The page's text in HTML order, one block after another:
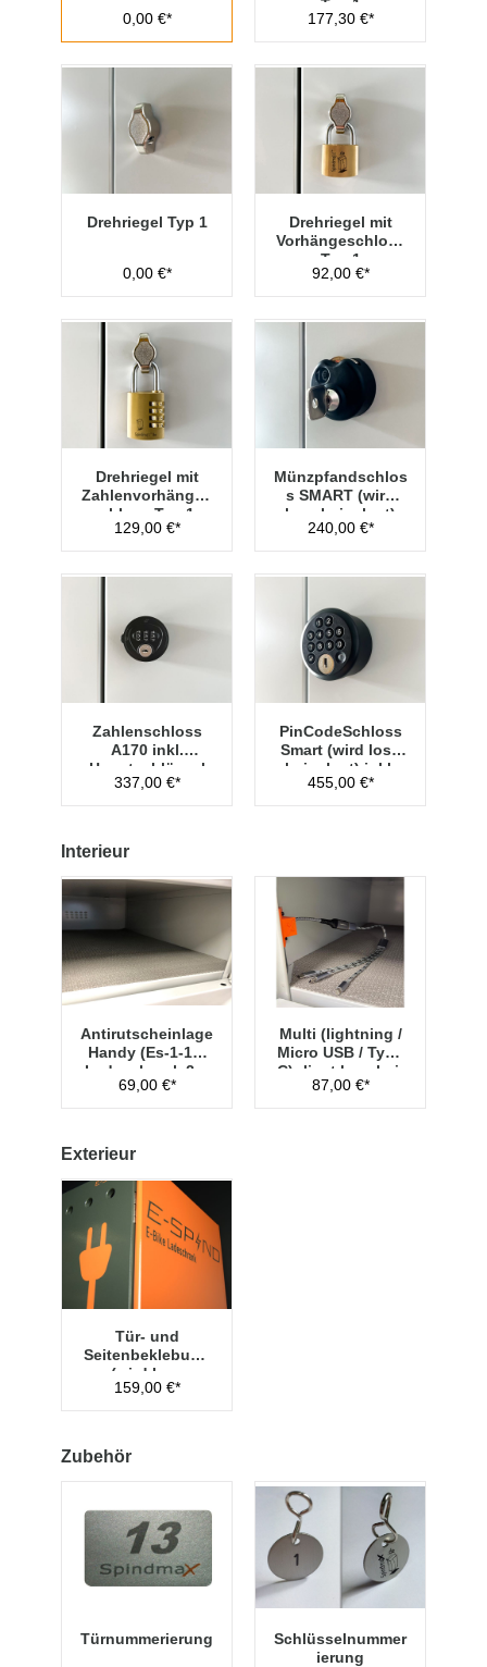
0,00 €*
Typ 1
177,30 €*
Drehriegel Typ 1
0,00 €*
Drehriegel mit
Vorhängeschloss
Typ 1
92,00 €*
Drehriegel mit
Zahlenvorhänges
chloss Typ 1
129,00 €*
Münzpfandschlos
s SMART (wird
lose beigelegt)
240,00 €*
Zahlenschloss
A170 inkl.
Hauptschlüssel
Typ 1
337,00 €*
PinCodeSchloss
Smart (wird lose
beigelegt) inkl.
Managementschl
üssel
455,00 €*
Interieur
Antirutscheinlage
Handy (Es-1-10)
Ladeschrank 2er
Set
69,00 €*
Multi (lightning /
Micro USB / Type
C) -liegt lose bei-
87,00 €*
Exterieur
Tür- und
Seitenbeklebung
(wird lose
geliefert, zum
kundenseitigen
159,00 €*
Zubehör
Türnummerierung
Schlüsselnummer
ierung